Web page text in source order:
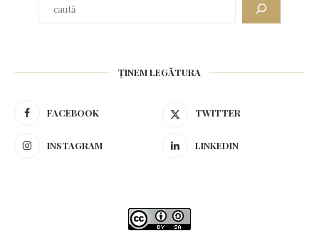
ȚINEM LEGĂTURA
FACEBOOK TWITTER
INSTAGRAM LINKEDIN